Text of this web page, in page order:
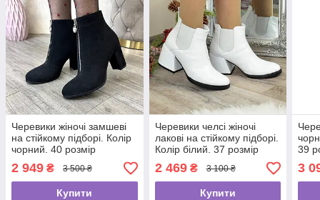
Черевики жіночі замшеві
на стійкому підборі. Колір
чорний. 40 розмір
2 949 ₴ 3 500 ₴
Купити
Черевики челсі жіночі
лакові на стійкому підборі.
Колір білий. 37 розмір
2 469₴ 3 100 ₴
Купити
39
3